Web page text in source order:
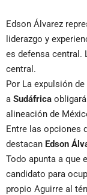
Edson Álvarez
liderazgo y
es defensa central.
central.
Por La expulsión de
a Sudáfrica
alineación de
Entre las opciones
destacan Edson
Todo apunta a que
candidato para
propio Aguirre al